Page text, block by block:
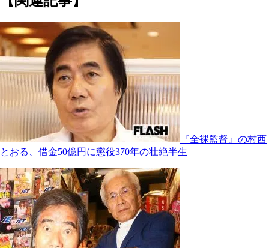
『全裸監督』の村西
とおる、借金50億円に懲役370年の壮絶半生